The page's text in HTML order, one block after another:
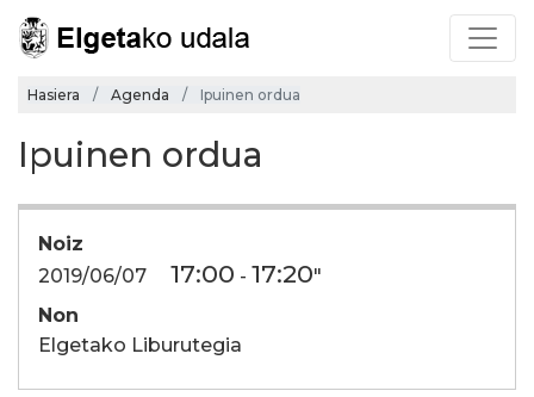
Hasiera Agenda Ipuinen ordua
Ipuinen ordua
Noiz
2019/06/07
17:00 - 17:20"
Non
Elgetako Liburutegia